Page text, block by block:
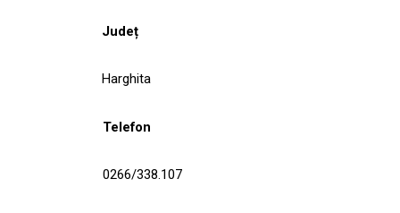
Județ
Harghita
Telefon
0266/338.107